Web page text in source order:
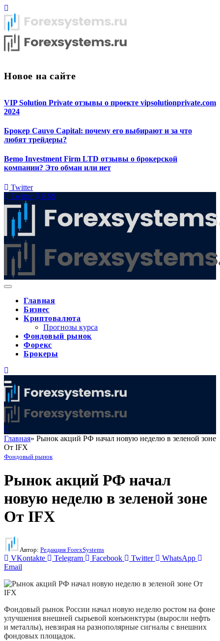
Новое на сайте
VIP Solution Private отзывы о проекте vipsolutionprivate.com
2024
Брокер Cauvo Capital: почему его выбирают и за что
любят трейдеры?
Bemo Investment Firm LTD отзывы о брокерской
компании? Это обман или нет
Twitter
Twitter
RSS
Главная
Бизнес
Криптовалюта
Прогнозы курса
Фондовый рынок
Форекс
Брокеры
Главная» Рынок акций РФ начал новую неделю в зеленой зоне
От IFX
Фондовый рынок
Рынок акций РФ начал
новую неделю в зеленой зоне
От IFX
Автор: Редакция ForexSystems
VKontakte Telegram Facebook Twitter
WhatsApp
Email
Фондовый рынок России начал новую неделю ростом на фоне
улучшения внешней сырьевой конъюнктуры (выросли нефть
и металлы), невзирая на разнополярные сигналы с внешних
фондовых площадок.